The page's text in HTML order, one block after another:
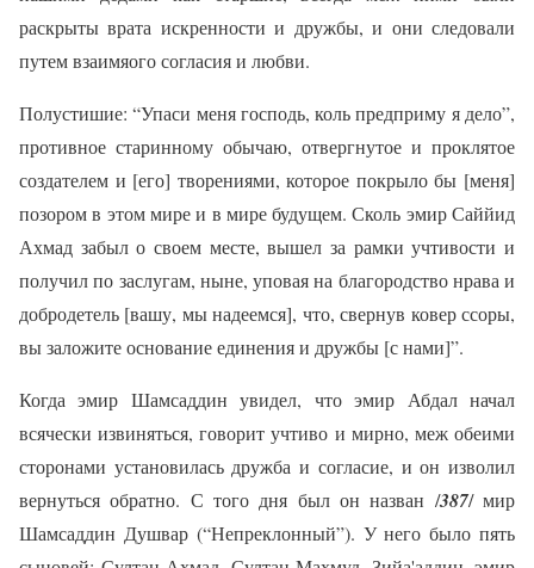
раскрыты врата искренности и дружбы, и они следовали
путем взаимяого согласия и любви.
Полустишие: “Упаси меня господь, коль предприму я дело”,
противное старинному обычаю, отвергнутое и проклятое
создателем и [его] творениями, которое покрыло бы [меня]
позором в этом мире и в мире будущем. Сколь эмир Саййид
Ахмад забыл о своем месте, вышел за рамки учтивости и
получил по заслугам, ныне, уповая на благородство нрава и
добродетель [вашу, мы надеемся], что, свернув ковер ссоры,
вы заложите основание единения и дружбы [с нами]”.
Когда эмир Шамсаддин увидел, что эмир Абдал начал
всячески извиняться, говорит учтиво и мирно, меж обеими
сторонами установилась дружба и согласие, и он изволил
вернуться обратно. С того дня был он назван /387/ мир
Шамсаддин Душвар (“Непреклонный”). У него было пять